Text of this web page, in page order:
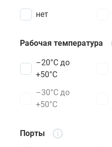
нет
Рабочая температура
–20°C до
+50°C
–30°C до
+50°C
Порты